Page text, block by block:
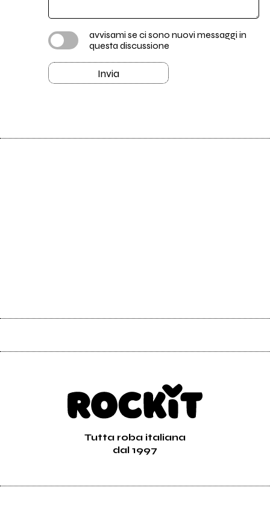
avvisami se ci sono nuovi messaggi in
questa discussione
Invia
Tutta roba italiana
dal 1997